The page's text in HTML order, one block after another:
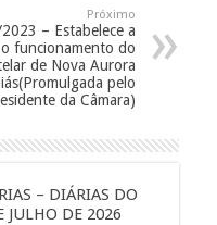
Próximo
– Estabelece a
funcionamento do
de Nova Aurora
pelo
da Câmara)
– DIÁRIAS DO
JULHO DE 2026